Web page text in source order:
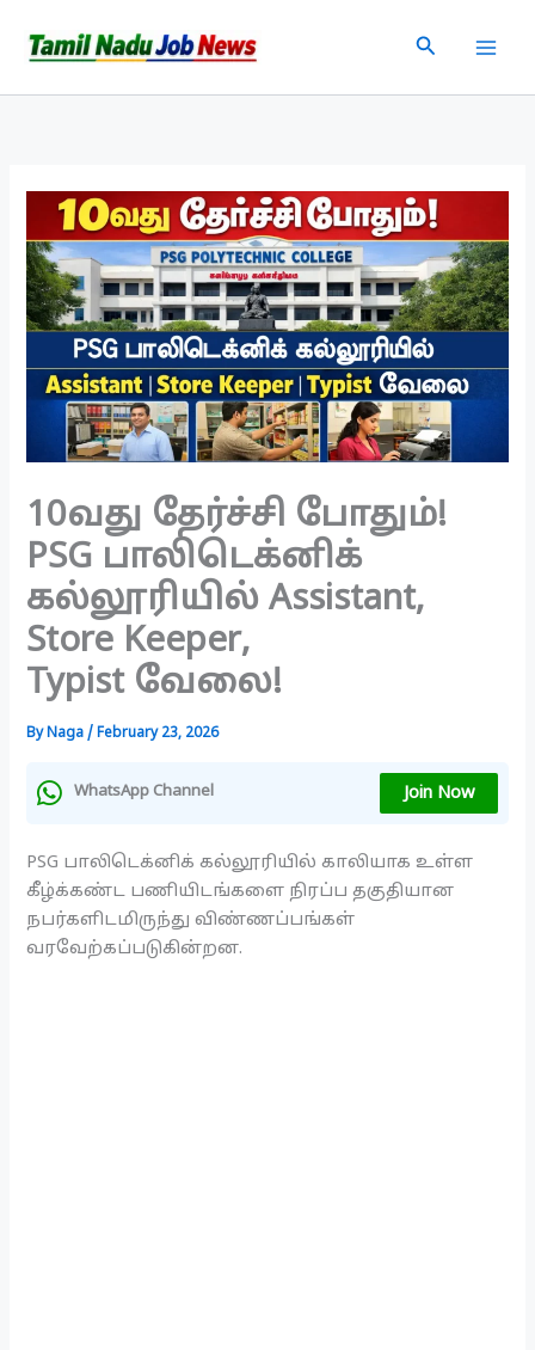
Search
10வது தேர்ச்சி போதும்!
PSG பாலிடெக்னிக்
கல்லூரியில் Assistant,
Store Keeper,
Typist வேலை!
ByNaga/February 23, 2026
WhatsApp Channel Join Now
PSG பாலிடெக்னிக் கல்லூரியில் காலியாக உள்ள
கீழ்க்கண்ட பணியிடங்களை நிரப்ப தகுதியான
நபர்களிடமிருந்து விண்ணப்பங்கள்
வரவேற்கப்படுகின்றன.